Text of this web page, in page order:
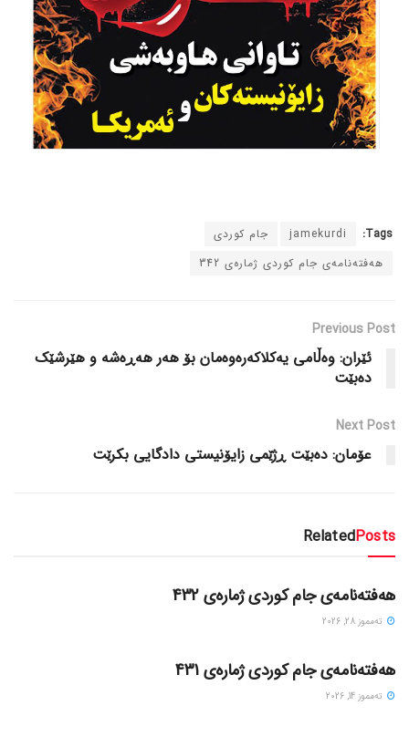
Tags:
jamekurdi
جام کوردی
هەفتەنامەی جام کوردی ژمارەی 342
Previous Post
ئێران: وەڵامی یەکلاکەرەوەمان بۆ هەر هەڕەشە و هێرشێک
دەبێت
Next Post
عۆمان: دەبێت ڕژێمی زایۆنیستی دادگایی بکرێت
RelatedPosts
گۆڤاره‌کان
هەفتەنامەی جام کوردی ژمارەی 432
ته‌مموز 28, 2026
هەفتەنامەی جام کوردی ژمارەی 431
ته‌مموز 14, 2026